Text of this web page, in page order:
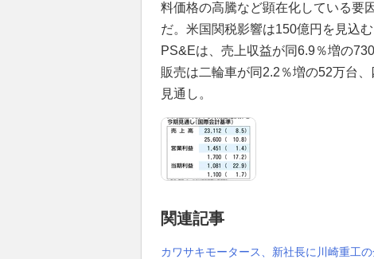
料価格の高騰など顕在化している要
だ。米国関税影響は150億円を見込む
PS&Eは、売上収益が同6.9％増の
販売は二輪車が同2.2％増の52万台
見通し。
関連記事
カワサキモータース、新社長に川崎重工